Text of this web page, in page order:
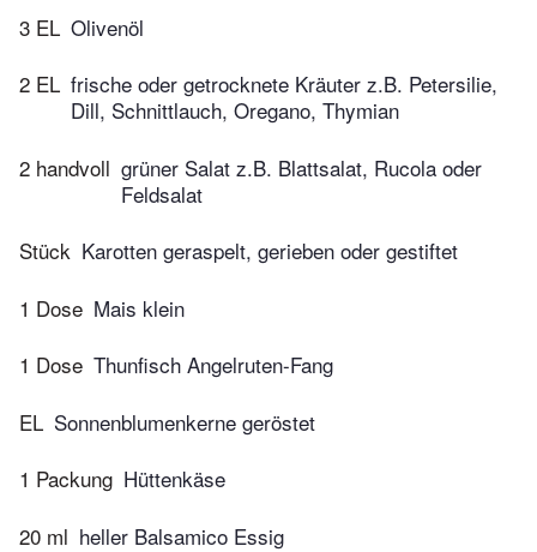
3 EL Olivenöl
2 EL frische oder getrocknete Kräuter z.B. Petersilie,
Dill, Schnittlauch, Oregano, Thymian
2 handvoll grüner Salat z.B. Blattsalat, Rucola oder
Feldsalat
Stück Karotten geraspelt, gerieben oder gestiftet
1 Dose Mais klein
1 Dose Thunfisch Angelruten-Fang
EL Sonnenblumenkerne geröstet
1 Packung Hüttenkäse
20 ml heller Balsamico Essig